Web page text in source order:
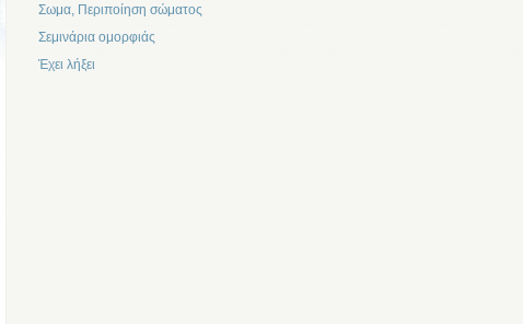
Σωμα, Περιποίηση σώματος
Σεμινάρια ομορφιάς
Έχει λήξει